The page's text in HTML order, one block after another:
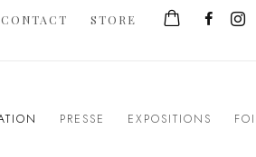
CONTACT STORE
PRESSE EXPOSITIONS